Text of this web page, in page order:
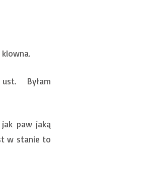
Byłam
jak paw jaką
w stanie to